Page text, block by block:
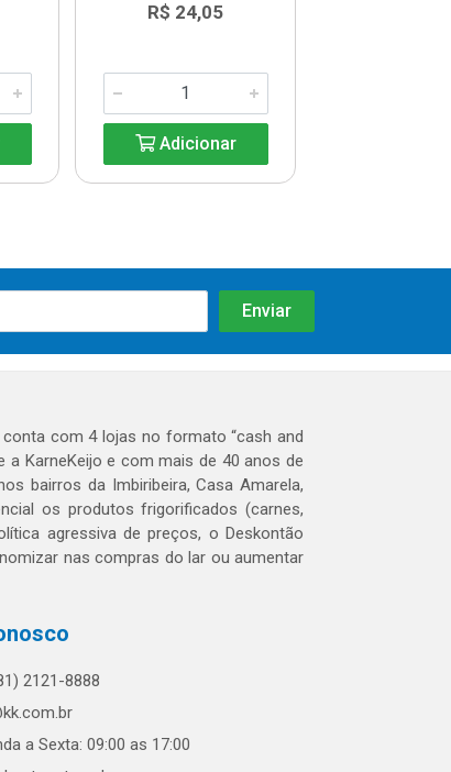
R$ 24,05
Adicionar
com 4 lojas no formato “cash and
a KarneKeijo e com mais de 40 anos de
bairros da Imbiribeira, Casa Amarela,
os produtos frigorificados (carnes,
agressiva de preços, o Deskontão
nas compras do lar ou aumentar
2121-8888
a Sexta: 09:00 as 17:00